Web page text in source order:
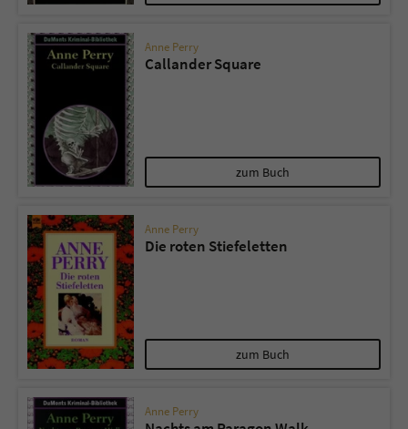
Anne Perry
Callander Square
zum Buch
Anne Perry
Die roten Stiefeletten
zum Buch
Anne Perry